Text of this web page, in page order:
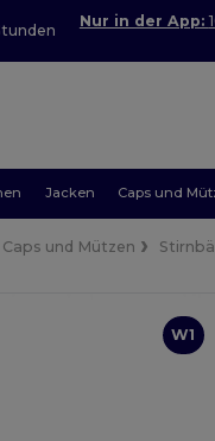
Nur in der App:
Jacken Caps und
Caps und Mützen
W1